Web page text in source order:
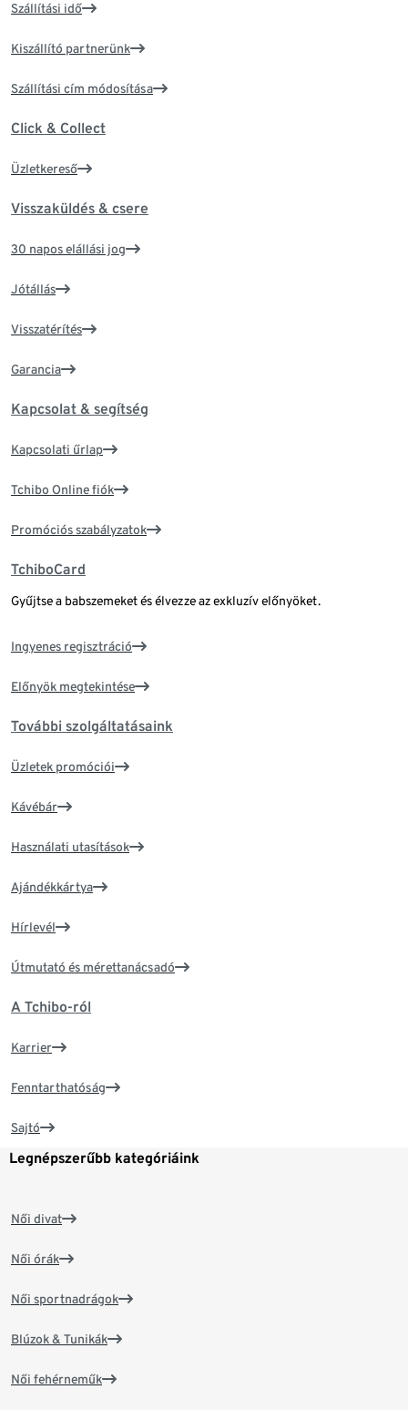
Szállítási idő
Kiszállító partnerünk
Szállítási cím módosítása
Click & Collect
Üzletkereső
Visszaküldés & csere
30 napos elállási jog
Jótállás
Visszatérítés
Garancia
Kapcsolat & segítség
Kapcsolati űrlap
Tchibo Online fiók
Promóciós szabályzatok
TchiboCard
Gyűjtse a babszemeket és élvezze az exkluzív előnyöket.
Ingyenes regisztráció
Előnyök megtekintése
További szolgáltatásaink
Üzletek promóciói
Kávébár
Használati utasítások
Ajándékkártya
Hírlevél
Útmutató és mérettanácsadó
A Tchibo-ról
Karrier
Fenntarthatóság
Sajtó
Legnépszerűbb kategóriáink
Női divat
Női órák
Női sportnadrágok
Blúzok & Tunikák
Női fehérneműk